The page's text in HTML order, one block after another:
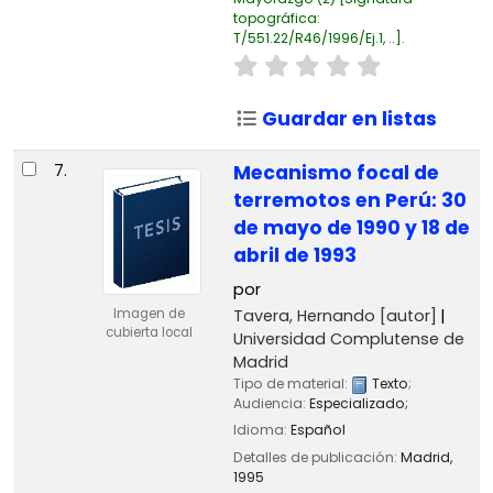
topográfica:
T/551.22/R46/1996/Ej.1, .. .
Guardar en listas
7.
Imagen de
cubierta local
Mecanismo focal de
terremotos en Perú: 30
de mayo de 1990 y 18 de
abril de 1993
por
Tavera, Hernando [autor]
Universidad Complutense de
Madrid
Tipo de material: Texto;
Audiencia: Especializado;
Idioma: Español
Detalles de publicación: Madrid,
1995